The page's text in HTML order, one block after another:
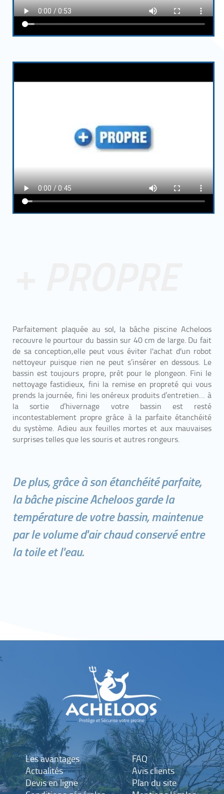
Parfaitement plaquée au sol, la bâche piscine Acheloos
recouvre le pourtour du bassin sur 40 cm de large. Du fait
de sa conception,elle peut vous éviter l'achat d'un robot
nettoyeur puisque rien ne peut s’insérer en dessous. Le
bassin est toujours propre, prêt pour le plongeon. Fini le
nettoyage fastidieux, fini la remise en propreté qui vous
prends la journée, fini les onéreux produits d’entretien… à
la sortie d’hivernage votre bassin est resté
incontestablement propre grâce à la parfaite étanchéité
du système. Adieu aux feuilles mortes et aux mauvaises
surprises telles que les souris et autres rongeurs.
De plus, grâce à son étanchéité parfaite,
la bâche piscine Acheloos garde la
température de votre bassin, maintenue
par le volume d'air chaud conservé entre
la toile et l'eau.
Les avantages
Actualités
Devis en ligne
FAQ
Avis clients
Plan du site